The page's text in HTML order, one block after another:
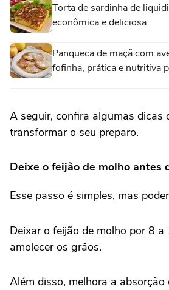
Torta de sardinha de
econômica e deliciosa
Panqueca de maçã com
fofinha, prática e nutritiva
A seguir, confira algumas dicas
transformar o seu preparo.
Deixe o feijão de molho antes
Esse passo é simples, mas
Deixar o feijão de molho por 8
amolecer os grãos.
Além disso, melhora a absorção